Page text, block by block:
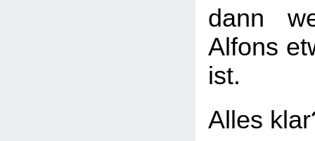
dann
Alfons
ist.
Alles